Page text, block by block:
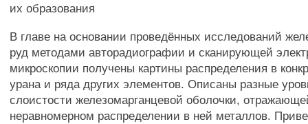
их образования
В главе на основании проведённых исследований
руд методами авторадиографии и сканирующей
микроскопии получены картины распределения в
урана и ряда других элементов. Описаны разные
слоистости железомарганцевой оболочки,
неравномерном распределении в ней металлов.